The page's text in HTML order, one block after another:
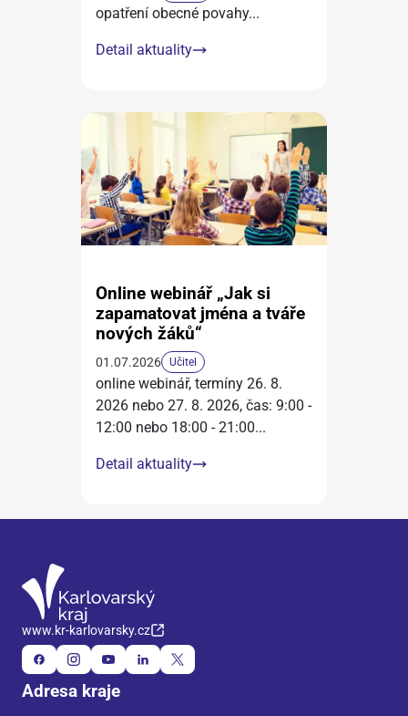
opatření obecné povahy...
Detail aktuality
Online webinář „Jak si
zapamatovat jména a tváře
nových žáků“
01.07.2026 Učitel
online webinář, termíny 26. 8.
2026 nebo 27. 8. 2026, čas: 9:00 -
12:00 nebo 18:00 - 21:00...
Detail aktuality
www.kr-karlovarsky.cz
Adresa kraje